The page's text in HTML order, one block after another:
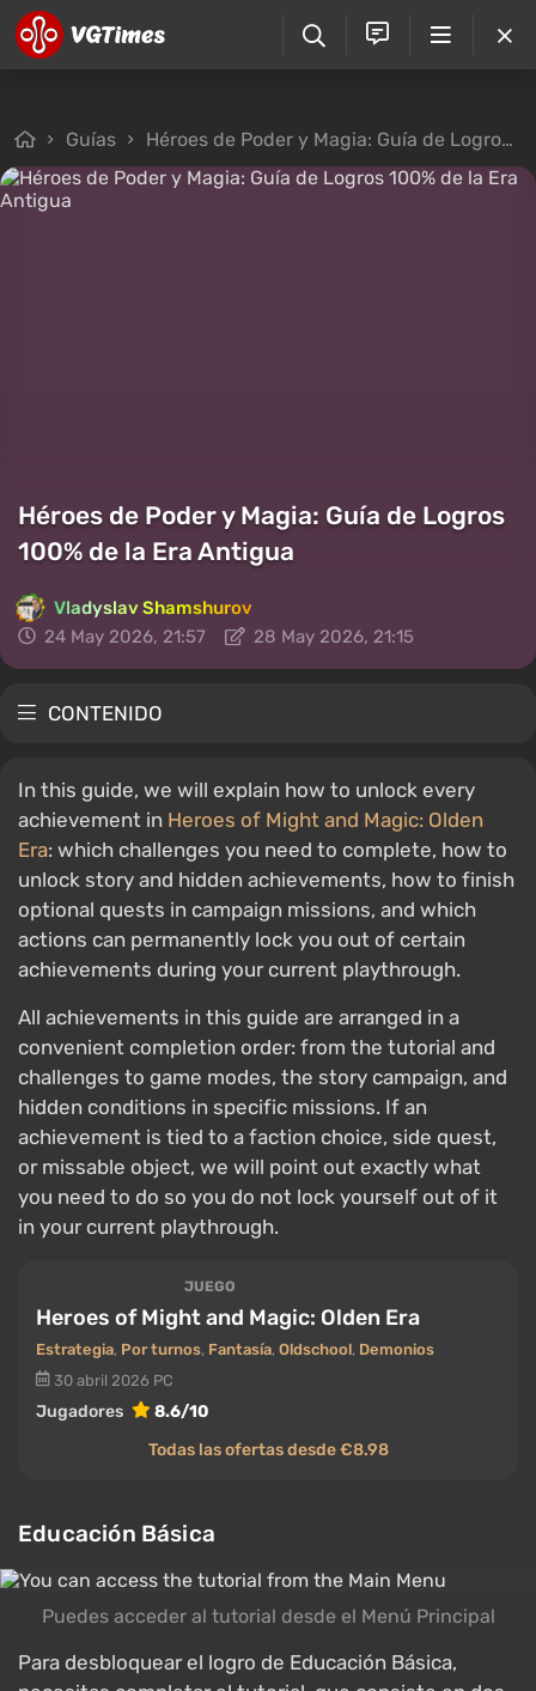
Guías Héroes de Poder y Magia: Guía de Logros 100% de la Era Antigua
Héroes de Poder y Magia: Guía de Logros
100% de la Era Antigua
Vladyslav Shamshurov
24 May 2026, 21:57
28 May 2026, 21:15
CONTENIDO
In this guide, we will explain how to unlock every
achievement in Heroes of Might and Magic: Olden
Era: which challenges you need to complete, how to
unlock story and hidden achievements, how to finish
optional quests in campaign missions, and which
actions can permanently lock you out of certain
achievements during your current playthrough.
All achievements in this guide are arranged in a
convenient completion order: from the tutorial and
challenges to game modes, the story campaign, and
hidden conditions in specific missions. If an
achievement is tied to a faction choice, side quest,
or missable object, we will point out exactly what
you need to do so you do not lock yourself out of it
in your current playthrough.
JUEGO
Heroes of Might and Magic: Olden Era
Estrategia, Por turnos, Fantasía, Oldschool, Demonios
30 abril 2026 PC
Jugadores
8.6/10
Todas las ofertas desde €8.98
Educación Básica
Puedes acceder al tutorial desde el Menú Principal
Para desbloquear el logro de Educación Básica,